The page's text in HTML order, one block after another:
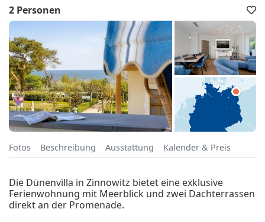
2 Personen
Fotos Beschreibung Ausstattung Kalender & Preis
Die Dünenvilla in Zinnowitz bietet eine exklusive
Ferienwohnung mit Meerblick und zwei Dachterrassen
direkt an der Promenade.